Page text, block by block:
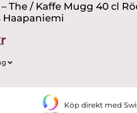
The / Kaffe Mugg 40 cl
Haapaniemi
Det
är:
Köp direkt med